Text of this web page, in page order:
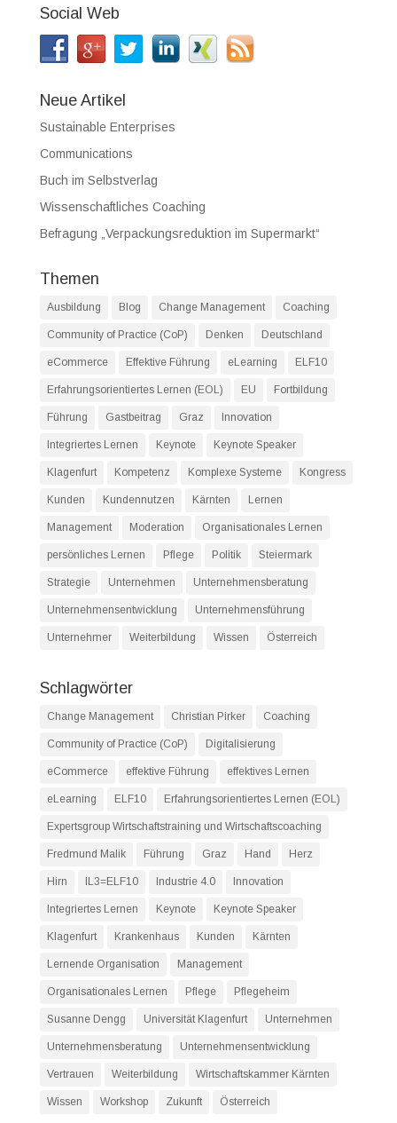
Social Web
Neue Artikel
Sustainable Enterprises
Communications
Buch im Selbstverlag
Wissenschaftliches Coaching
Befragung „Verpackungsreduktion im Supermarkt“
Themen
Ausbildung Blog Change Management Coaching
Community of Practice (CoP) Denken Deutschland
eCommerce Effektive Führung eLearning ELF10
Erfahrungsorientiertes Lernen (EOL) EU Fortbildung
Führung Gastbeitrag Graz Innovation
Integriertes Lernen Keynote Keynote Speaker
Klagenfurt Kompetenz Komplexe Systeme Kongress
Kunden Kundennutzen Kärnten Lernen
Management Moderation Organisationales Lernen
persönliches Lernen Pflege Politik Steiermark
Strategie Unternehmen Unternehmensberatung
Unternehmensentwicklung Unternehmensführung
Unternehmer Weiterbildung Wissen Österreich
Schlagwörter
Change Management Christian Pirker Coaching
Community of Practice (CoP) Digitalisierung
eCommerce effektive Führung effektives Lernen
eLearning ELF10 Erfahrungsorientiertes Lernen (EOL)
Expertsgroup Wirtschaftstraining und Wirtschaftscoaching
Fredmund Malik Führung Graz Hand Herz
Hirn IL3=ELF10 Industrie 4.0 Innovation
Integriertes Lernen Keynote Keynote Speaker
Klagenfurt Krankenhaus Kunden Kärnten
Lernende Organisation Management
Organisationales Lernen Pflege Pflegeheim
Susanne Dengg Universität Klagenfurt Unternehmen
Unternehmensberatung Unternehmensentwicklung
Vertrauen Weiterbildung Wirtschaftskammer Kärnten
Wissen Workshop Zukunft Österreich